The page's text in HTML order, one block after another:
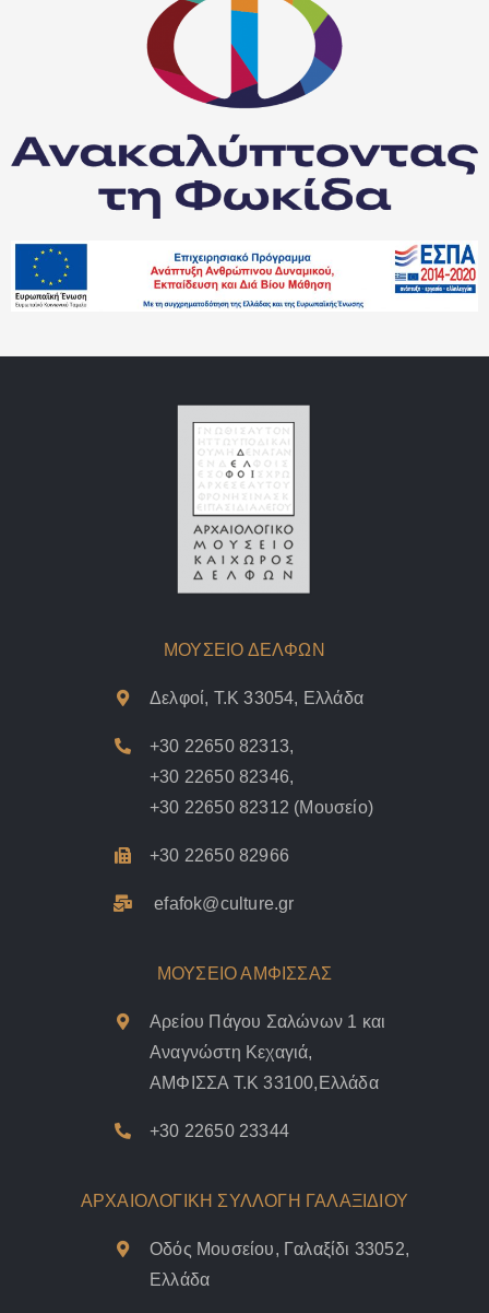
ΜΟΥΣΕΙΟ ΔΕΛΦΩΝ
Δελφοί, Τ.Κ 33054, Ελλάδα
+30 22650 82313,
+30 22650 82346,
+30 22650 82312 (Μουσείο)
+30 22650 82966
efafok@culture.gr
ΜΟΥΣΕΙΟ ΑΜΦΙΣΣΑΣ
Αρείου Πάγου Σαλώνων 1 και
Αναγνώστη Κεχαγιά,
ΑΜΦΙΣΣΑ Τ.Κ 33100,Ελλάδα
+30 22650 23344
ΑΡΧΑΙΟΛΟΓΙΚΗ ΣΥΛΛΟΓΗ ΓΑΛΑΞΙΔΙΟΥ
Οδός Μουσείου, Γαλαξίδι 33052,
Ελλάδα